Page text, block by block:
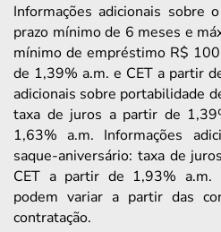
Informações adicionais sobre
prazo mínimo de 6 meses e
mínimo de empréstimo R$
de 1,39% a.m. e CET a partir
adicionais sobre portabilidade
taxa de juros a partir de
1,63% a.m. Informações
saque-aniversário: taxa de
CET a partir de 1,93% a.m.
podem variar a partir das
contratação.